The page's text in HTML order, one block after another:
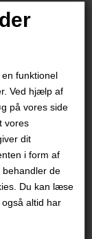
funktionel
Ved hjælp af
på vores side
vores
dit
i form af
de
Du kan læse
også altid har